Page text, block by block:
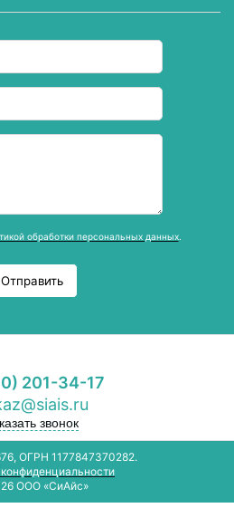
обработки персональных данных.
Отправить
201-34-17
звонок
ОГРН 1177847370282.
ООО «СиАйс»